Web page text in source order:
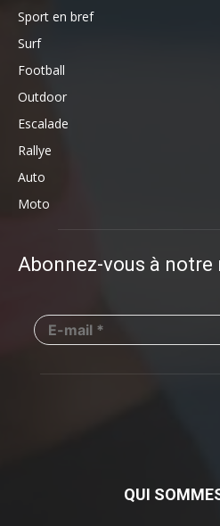
Sport en bref
Surf
Football
Outdoor
Escalade
Rallye
Auto
Moto
Abonnez-vous à
QUI